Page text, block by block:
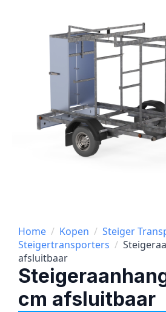
Home Kopen
Steiger
Steigertransporters
afsluitbaar
cm afsluitbaar